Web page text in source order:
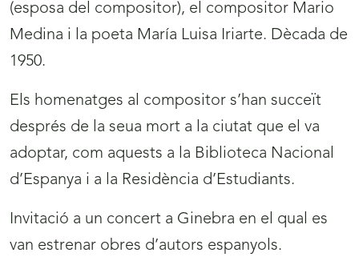
(esposa del compositor), el compositor Mario
Medina i la poeta María Luisa Iriarte. Dècada de
1950.
Els homenatges al compositor s’han succeït
després de la seua mort a la ciutat que el va
adoptar, com aquests a la Biblioteca Nacional
d’Espanya i a la Residència d’Estudiants.
Invitació a un concert a Ginebra en el qual es
van estrenar obres d’autors espanyols.